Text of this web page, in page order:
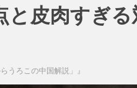
と皮肉すぎる
うろこの中国解説」』